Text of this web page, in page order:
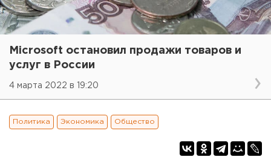
Microsoft остановил продажи товаров и
услуг в России
4 марта 2022 в 19:20
Политика Экономика Общество